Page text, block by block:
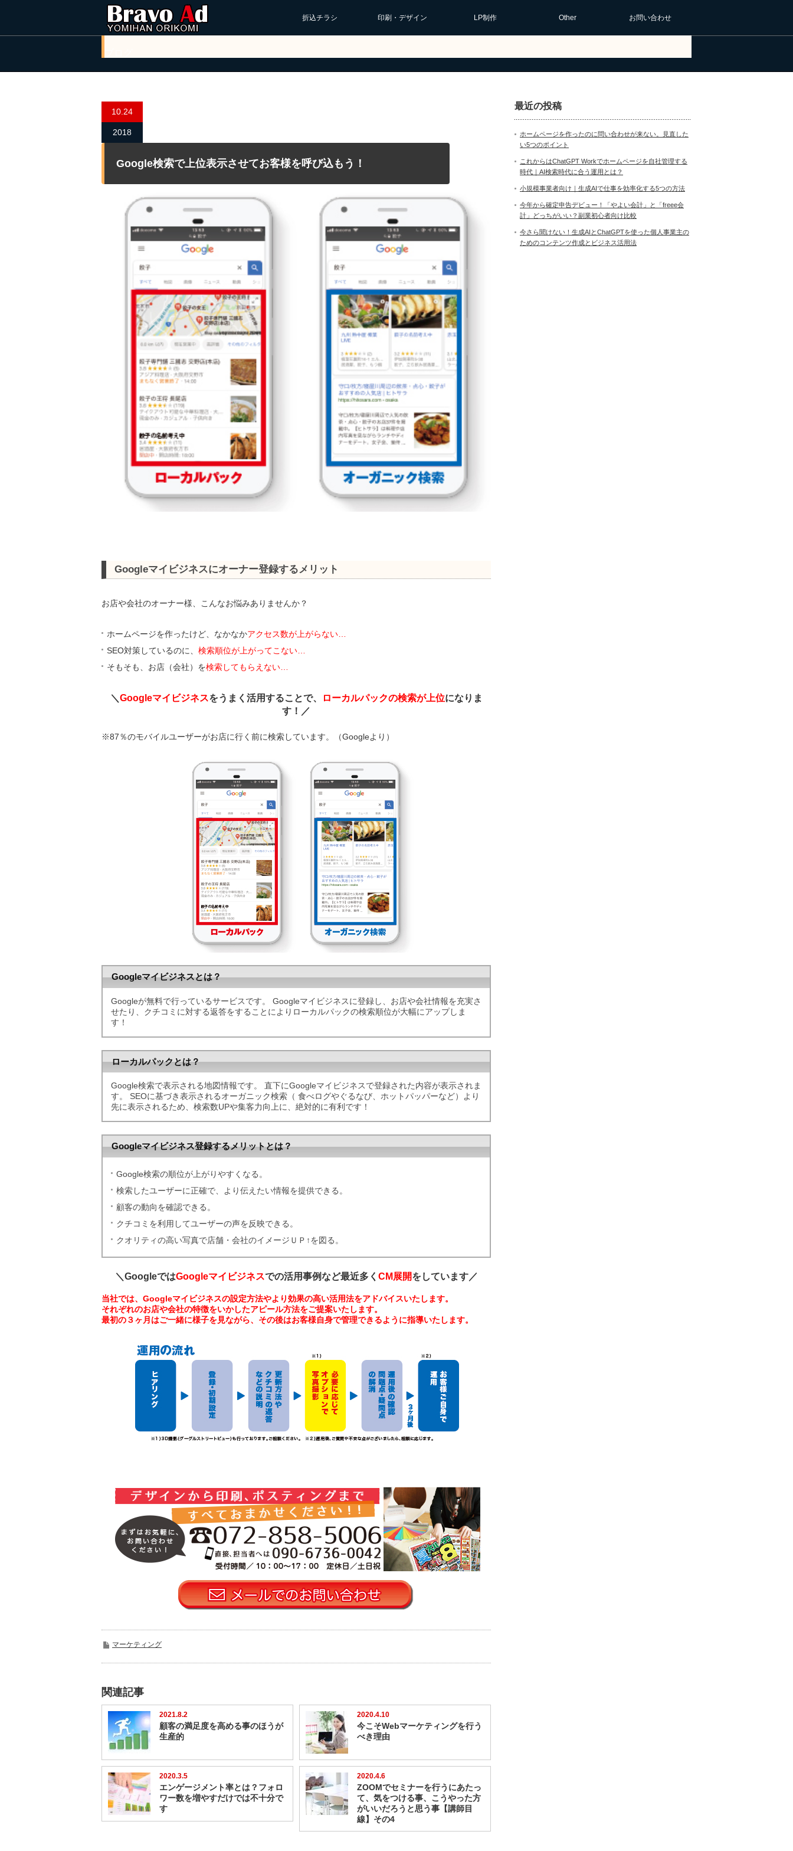
折込チラシ 印刷・デザイン LP制作 Other お問い合わせ
10.24
2018
Google検索で上位表示させてお客様を呼び込もう！
Googleマイビジネスにオーナー登録するメリット
お店や会社のオーナー様、こんなお悩みありませんか？
ホームページを作ったけど、なかなかアクセス数が上がらない…
SEO対策しているのに、 検索順位が上がってこない…
そもそも、お店（会社）を検索してもらえない…
＼ Googleマイビジネスをうまく活用することで、 ローカルパックの検索が上位になりま
す！／
※87％のモバイルユーザーがお店に行く前に検索しています。（Googleより）
Googleマイビジネスとは？
Googleが無料で行っているサービスです。 Googleマイビジネスに登録し、お店や会社情報を充実さ
せたり、クチコミに対する返答をすることによりローカルパックの検索順位が大幅にアップしま
す！
ローカルパックとは？
Google検索で表示される地図情報です。 直下にGoogleマイビジネスで登録された内容が表示されま
す。 SEOに基づき表示されるオーガニック検索（ 食べログやぐるなび、ホットパッパーなど）より
先に表示されるため、検索数UPや集客力向上に、絶対的に有利です！
Googleマイビジネス登録するメリットとは？
Google検索の順位が上がりやすくなる。
検索したユーザーに正確で、より伝えたい情報を提供できる。
顧客の動向を確認できる。
クチコミを利用してユーザーの声を反映できる。
クオリティの高い写真で店舗・会社のイメージＵＰ↑を図る。
＼GoogleではGoogleマイビジネスでの活用事例など最近多く CM展開をしています／
当社では、Googleマイビジネスの設定方法やより効果の高い活用法をアドバイスいたします。
それぞれのお店や会社の特徴をいかしたアピール方法をご提案いたします。
最初の３ヶ月はご一緒に様子を見ながら、その後はお客様自身で管理できるように指導いたします。
マーケティング
関連記事
2021.8.2
顧客の満足度を高める事のほうが
生産的
2020.4.10
今こそWebマーケティングを行う
べき理由
2020.3.5
エンゲージメント率とは？フォロ
ワー数を増やすだけでは不十分で
す
2020.4.6
ZOOMでセミナーを行うにあたっ
て、気をつける事、こうやった方
がいいだろうと思う事【講師目
線】その4
最近の投稿
ホームページを作ったのに問い合わせが来ない。見直した
い5つのポイント
これからはChatGPT Workでホームページを自社管理する
時代｜AI検索時代に合う運用とは？
小規模事業者向け｜生成AIで仕事を効率化する5つの方法
今年から確定申告デビュー！「やよい会計」と「freee会
計」どっちがいい？副業初心者向け比較
今さら聞けない！生成AIとChatGPTを使った個人事業主の
ためのコンテンツ作成とビジネス活用法